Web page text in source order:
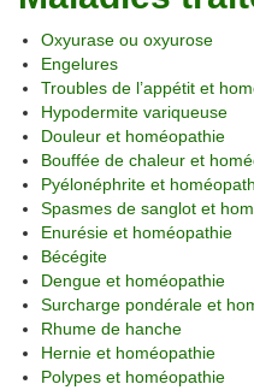
Oxyurase ou oxyurose
Engelures
Troubles de l’appétit et
Hypodermite variqueuse
Douleur et homéopathie
Bouffée de chaleur et
Pyélonéphrite et
Spasmes de sanglot et
Enurésie et homéopathie
Bécégite
Dengue et homéopathie
Surcharge pondérale et
Rhume de hanche
Hernie et homéopathie
Polypes et homéopathie